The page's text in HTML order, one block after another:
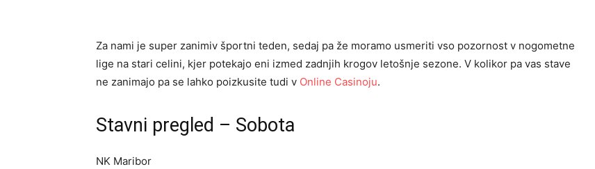
Za nami je super zanimiv športni teden, sedaj pa že moramo usmeriti vso pozornost v nogometne
lige na stari celini, kjer potekajo eni izmed zadnjih krogov letošnje sezone. V kolikor pa vas stave
ne zanimajo pa se lahko poizkusite tudi v Online Casinoju.
Stavni pregled – Sobota
NK Maribor